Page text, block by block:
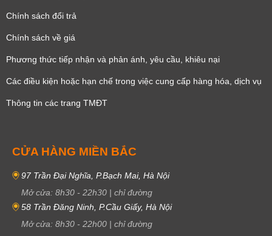
Chính sách đổi trả
Chính sách về giá
Phương thức tiếp nhận và phản ánh, yêu cầu, khiêu nại
Các điều kiện hoặc hạn chế trong việc cung cấp hàng hóa, dịch vụ
Thông tin các trang TMĐT
CỬA HÀNG MIỀN BẮC
97 Trần Đại Nghĩa, P.Bạch Mai, Hà Nội
Mở cửa: 8h30 - 22h30 | chỉ đường
58 Trần Đăng Ninh, P.Cầu Giấy, Hà Nội
Mở cửa: 8h30 - 22h00 | chỉ đường